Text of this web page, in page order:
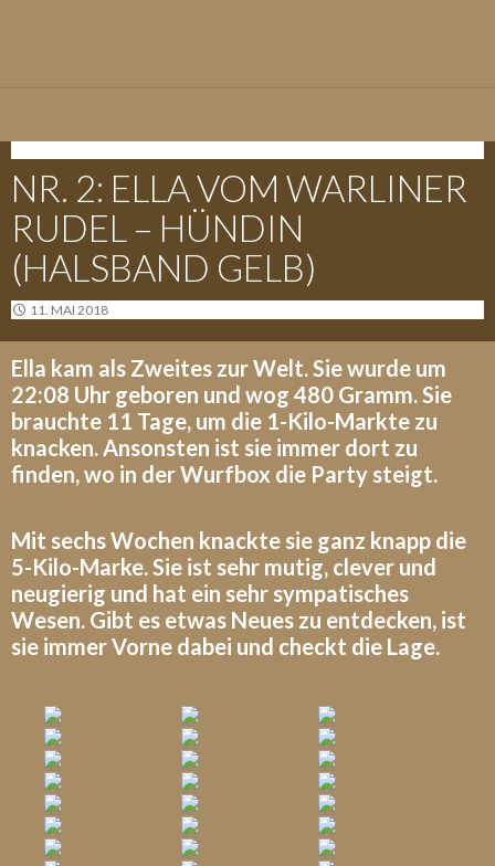
NR. 2: ELLA VOM WARLINER
RUDEL – HÜNDIN
(HALSBAND GELB)
11. MAI 2018
Ella kam als Zweites zur Welt. Sie wurde um
22:08 Uhr geboren und wog 480 Gramm. Sie
brauchte 11 Tage, um die 1-Kilo-Markte zu
knacken. Ansonsten ist sie immer dort zu
finden, wo in der Wurfbox die Party steigt.
Mit sechs Wochen knackte sie ganz knapp die
5-Kilo-Marke. Sie ist sehr mutig, clever und
neugierig und hat ein sehr sympatisches
Wesen. Gibt es etwas Neues zu entdecken, ist
sie immer Vorne dabei und checkt die Lage.